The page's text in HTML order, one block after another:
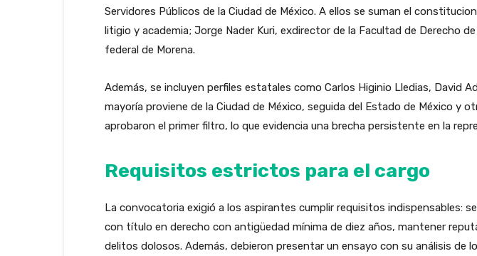
Servidores Públicos de la Ciudad de México. A ellos se suman el
litigio y academia; Jorge Nader Kuri, exdirector de la Facultad de Derecho
federal de Morena.
Además, se incluyen perfiles estatales como Carlos Higinio Lledias, David
mayoría proviene de la Ciudad de México, seguida del Estado de México y
aprobaron el primer filtro, lo que evidencia una brecha persistente en la
Requisitos estrictos para el cargo
La convocatoria exigió a los aspirantes cumplir requisitos indispensables:
con título en derecho con antigüedad mínima de diez años, mantener
delitos dolosos. Además, debieron presentar un ensayo con su análisis de